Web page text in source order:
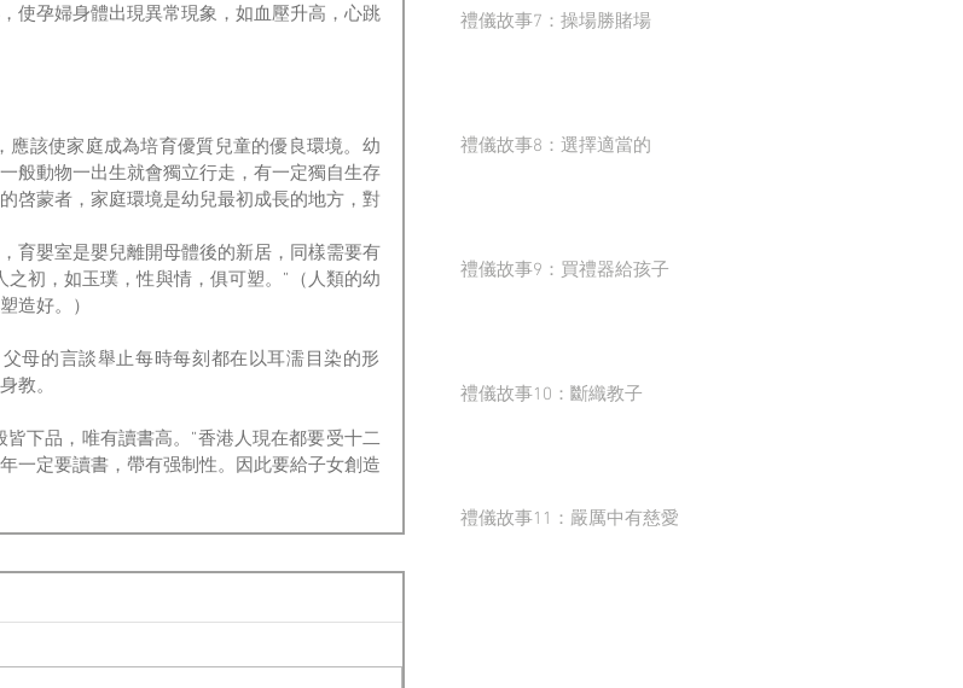
使孕婦身體出現異常現象，如血壓升高，心跳
般動物一出生就會獨立行走，有一定獨自生存
啓蒙者，家庭環境是幼兒最初成長的地方，對
育嬰室是嬰兒離開母體後的新居，同樣需要有
初，如玉璞，性與情，俱可塑。”（人類的幼
造好。）
教。
一定要讀書，帶有强制性。因此要給子女創造
禮儀故事7：操場勝賭場
禮儀故事8：選擇適當的
禮儀故事9：買禮器給孩子
禮儀故事10：斷織教子
禮儀故事11：嚴厲中有慈愛